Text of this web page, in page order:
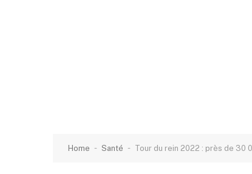
Home - Santé - Tour du rein 2022 : près de 30